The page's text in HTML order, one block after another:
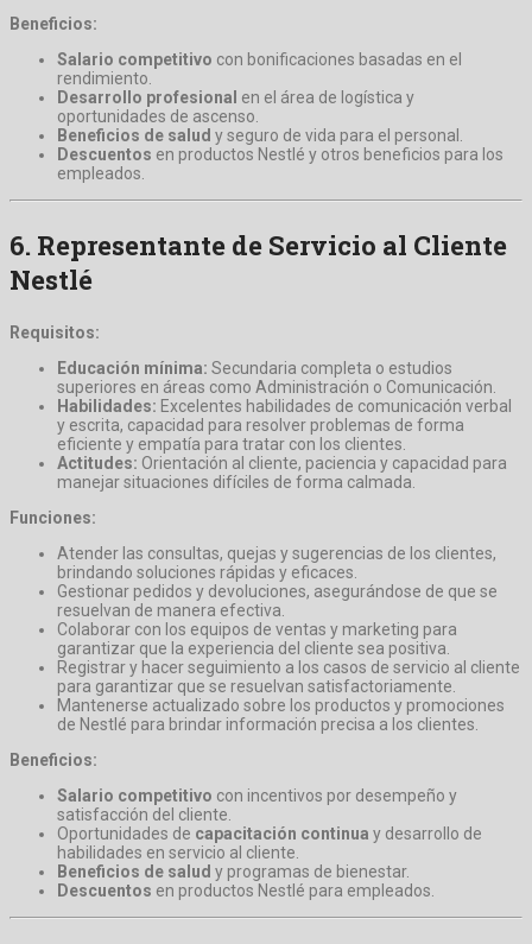
Beneficios:
Salario competitivo con bonificaciones basadas en el
rendimiento.
Desarrollo profesional en el área de logística y
oportunidades de ascenso.
Beneficios de salud y seguro de vida para el personal.
Descuentos en productos Nestlé y otros beneficios para los
empleados.
6. Representante de Servicio al Cliente
Nestlé
Requisitos:
Educación mínima: Secundaria completa o estudios
superiores en áreas como Administración o Comunicación.
Habilidades: Excelentes habilidades de comunicación verbal
y escrita, capacidad para resolver problemas de forma
eficiente y empatía para tratar con los clientes.
Actitudes: Orientación al cliente, paciencia y capacidad para
manejar situaciones difíciles de forma calmada.
Funciones:
Atender las consultas, quejas y sugerencias de los clientes,
brindando soluciones rápidas y eficaces.
Gestionar pedidos y devoluciones, asegurándose de que se
resuelvan de manera efectiva.
Colaborar con los equipos de ventas y marketing para
garantizar que la experiencia del cliente sea positiva.
Registrar y hacer seguimiento a los casos de servicio al cliente
para garantizar que se resuelvan satisfactoriamente.
Mantenerse actualizado sobre los productos y promociones
de Nestlé para brindar información precisa a los clientes.
Beneficios:
Salario competitivo con incentivos por desempeño y
satisfacción del cliente.
Oportunidades de capacitación continua y desarrollo de
habilidades en servicio al cliente.
Beneficios de salud y programas de bienestar.
Descuentos en productos Nestlé para empleados.